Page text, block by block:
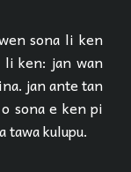
sona li ken
li ken: jan wan
jan ante tan
sona e ken pi
tawa kulupu.